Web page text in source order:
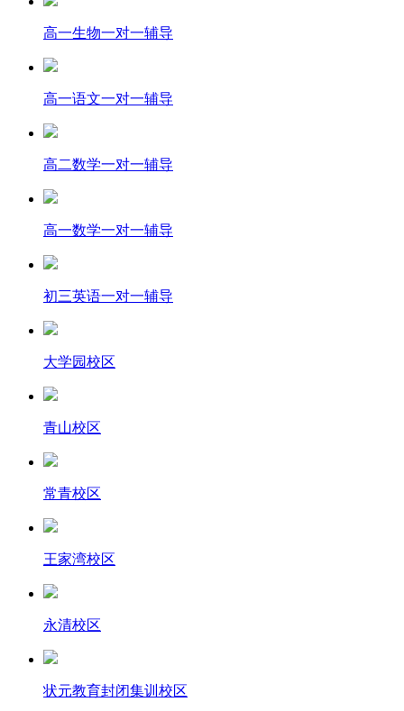
高一生物一对一辅导
高一语文一对一辅导
高二数学一对一辅导
高一数学一对一辅导
初三英语一对一辅导
大学园校区
青山校区
常青校区
王家湾校区
永清校区
状元教育封闭集训校区